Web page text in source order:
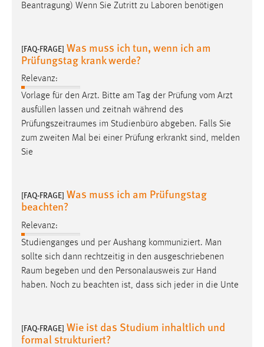
Beantragung) Wenn Sie Zutritt zu Laboren benötigen
[FAQ-FRAGE] Was muss ich tun, wenn ich am
Prüfungstag krank werde?
Relevanz:
Vorlage für den Arzt. Bitte am Tag der Prüfung vom Arzt
ausfüllen lassen und zeitnah während des
Prüfungszeitraumes im Studienbüro abgeben. Falls Sie
zum zweiten Mal bei einer Prüfung erkrankt sind, melden
Sie
[FAQ-FRAGE] Was muss ich am Prüfungstag
beachten?
Relevanz:
Studienganges und per Aushang kommuniziert. Man
sollte sich dann rechtzeitig in den ausgeschriebenen
Raum begeben und den Personalausweis zur Hand
haben. Noch zu beachten ist, dass sich jeder in die Unte
[FAQ-FRAGE] Wie ist das Studium inhaltlich und
formal strukturiert?
Vimeo